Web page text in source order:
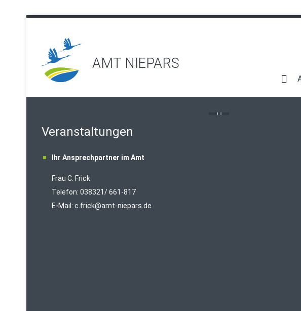
AMT NIEPARS
Veranstaltungen
Ihr Ansprechpartner im Amt
Frau C. Frick
Telefon: 038321/ 661-817
E-Mail: c.frick@amt-niepars.de